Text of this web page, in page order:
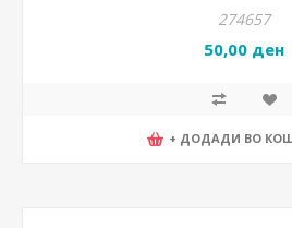
274657
50,00 ден
+ ДОДАДИ ВО